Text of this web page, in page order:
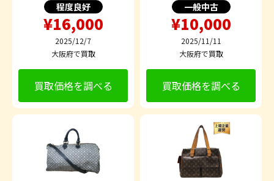
程度良好
¥16,000
2025/12/7
大阪府で買取
買取価格を調べる
一般中古
¥10,000
2025/11/11
大阪府で買取
買取価格を調べる